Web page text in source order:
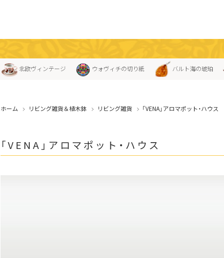
北欧ヴィンテージ ウォヴィチの切り紙 バルト海の琥珀
ホーム リビング雑貨＆植木鉢 リビング雑貨 「VENA」アロマポット・ハウス
「VENA」アロマポット・ハウス